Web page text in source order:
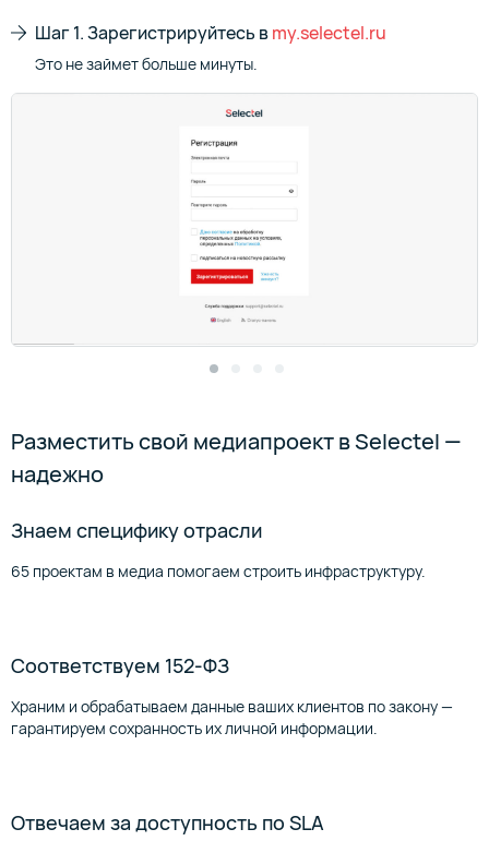
Шаг 1. Зарегистрируйтесь вmy.selectel.ru
Это не займет больше минуты.
Разместить свой медиапроект в Selectel —
надежно
Знаем специфику отрасли
65 проектам в медиа помогаем строить инфраструктуру.
Соответствуем 152-ФЗ
Храним и обрабатываем данные ваших клиентов по закону —
гарантируем сохранность их личной информации.
Отвечаем за доступность по SLA